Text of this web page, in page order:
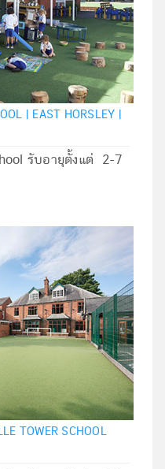
| EAST HORSLEY |
รับอายุตั้งแต่ 2-7
TOWER SCHOOL